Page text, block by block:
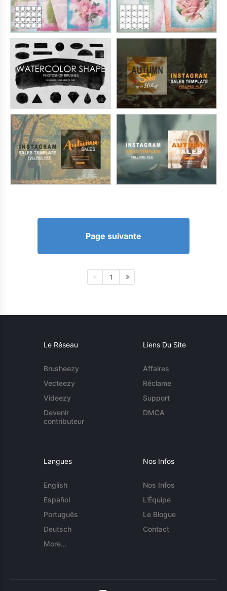
Page suivante
1
Le Réseau
Brusheezy
Vecteezy
Videezy
Devenir
contributeur
Liens Du Site
Affaires
Réclame
Support
DMCA
Langues
English
Español
Português
Deutsch
More...
Nos Infos
Nos Infos
L'Équipe
Le Blogue
Contact